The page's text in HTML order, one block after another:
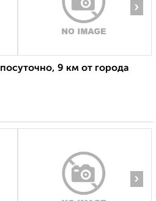
›
9 км от города
›